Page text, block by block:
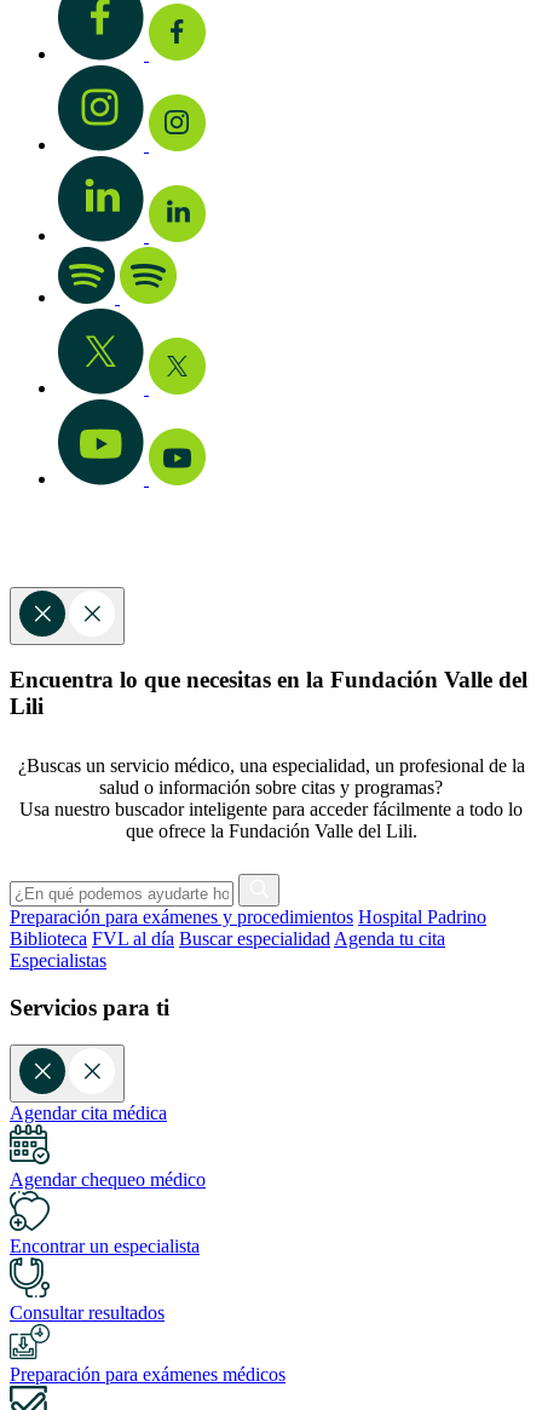
Encuentra lo que necesitas en la Fundación Valle del
Lili
¿Buscas un servicio médico, una especialidad, un profesional de la
salud o información sobre citas y programas?
Usa nuestro buscador inteligente para acceder fácilmente a todo lo
que ofrece la Fundación Valle del Lili.
Preparación para exámenes y procedimientos Hospital Padrino
Biblioteca FVL al día Buscar especialidad Agenda tu cita
Especialistas
Servicios para ti
Agendar cita médica
Agendar chequeo médico
Encontrar un especialista
Consultar resultados
Preparación para exámenes médicos